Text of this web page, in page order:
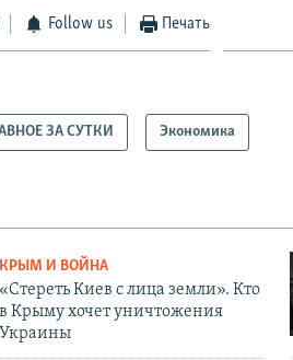
Follow us Печать
ЗА СУТКИ Экономика
КРЫМ И ВОЙНА
«Стереть Киев с лица земли». Кто
в Крыму хочет уничтожения
Украины